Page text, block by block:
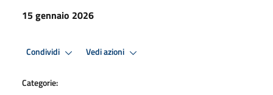
15 gennaio 2026
Condividi Vedi azioni
Categorie: